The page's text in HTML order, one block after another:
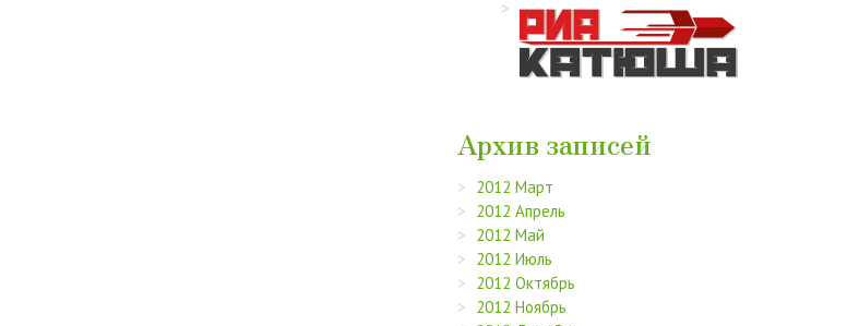
Архив записей
2012 Март
2012 Апрель
2012 Май
2012 Июль
2012 Октябрь
2012 Ноябрь